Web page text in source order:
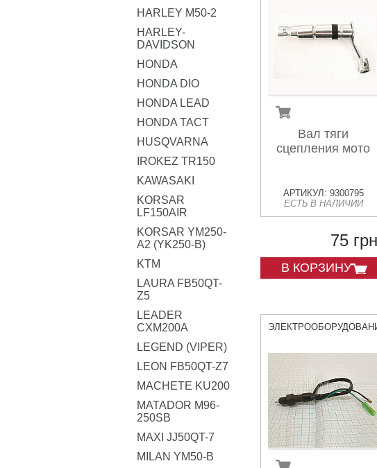
HARLEY M50-2
HARLEY-
DAVIDSON
HONDA
HONDA DIO
HONDA LEAD
HONDA TACT
HUSQVARNA
IROKEZ TR150
KAWASAKI
KORSAR
LF150AIR
KORSAR YM250-
A2 (YK250-B)
KTM
LAURA FB50QT-
Z5
LEADER
CXM200A
LEGEND (VIPER)
LEON FB50QT-Z7
MACHETE KU200
MATADOR M96-
250SB
MAXI JJ50QT-7
MILAN YM50-B
Вал тяги
сцепления мото
АРТИКУЛ: 9300795
ЕСТЬ В НАЛИЧИИ
75
В КОРЗИНУ